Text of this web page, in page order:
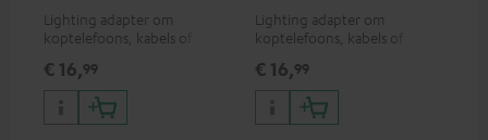
Lighting adapter om
koptelefoons, kabels of
jack plug aan te sluiten op
iPhone, iPad, iPod etc., MFI
gecertificeerd, 100%
compatibel
€ 16,99
Lighting adapter om
koptelefoons, kabels of
jack plug aan te sluiten op
iPhone, iPad, iPod etc., MFI
gecertificeerd, 100%
compatibel
€ 16,99